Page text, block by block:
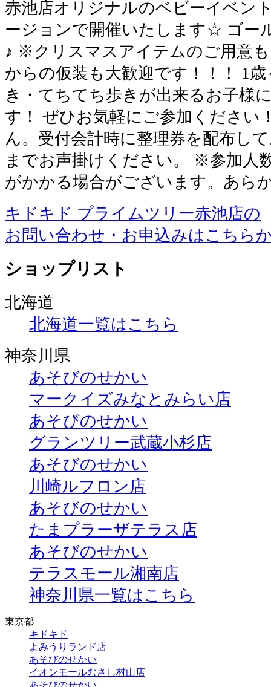
赤池店オリジナルのベビーイベン
ージョンで開催いたします☆ ゴー
♪ ※クリスマスアイテムのご用意
からの仮装も大歓迎です！！！ 1
き・てちてち歩きが出来るお子様
す！ ぜひお気軽にご参加くださ
ん。受付会計時に整理券を配布し
までお声掛けください。 ※参加人
がかかる場合がございます。あら
キドキド プライムツリー赤池店の
お問い合わせ・お申込みはこちら
ショップリスト
北海道
北海道一覧はこちら
神奈川県
あそびのせかい
マークイズみなとみらい店
あそびのせかい
グランツリー武蔵小杉店
あそびのせかい
川崎ルフロン店
あそびのせかい
たまプラーザテラス店
あそびのせかい
テラスモール湘南店
神奈川県一覧はこちら
東京都
キドキド
よみうりランド店
あそびのせかい
イオンモールむさし村山店